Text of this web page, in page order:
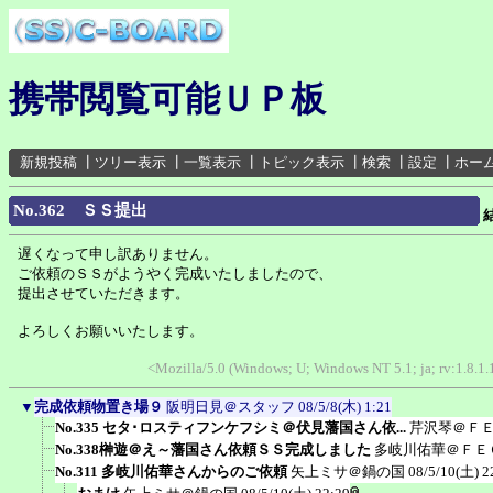
携帯閲覧可能ＵＰ板
新規投稿 ツリー表示 一覧表示 トピック表示 検索 設定 ホー
No.362 ＳＳ提出
遅くなって申し訳ありません。
ご依頼のＳＳがようやく完成いたしましたので、
提出させていただきます。
よろしくお願いいたします。
<Mozilla/5.0 (Windows; U; Windows NT 5.1; ja;
▼ 完成依頼物置き場９ 阪明日見＠スタッフ 08/5/8(木) 1:21
No.335 セタ･ロスティフンケフシミ＠伏見藩国さん依... 芹沢琴＠Ｆ
No.338榊遊＠え～藩国さん依頼ＳＳ完成しました 多岐川佑華＠ＦＥ
No.311 多岐川佑華さんからのご依頼 矢上ミサ＠鍋の国 08/5/10(土)